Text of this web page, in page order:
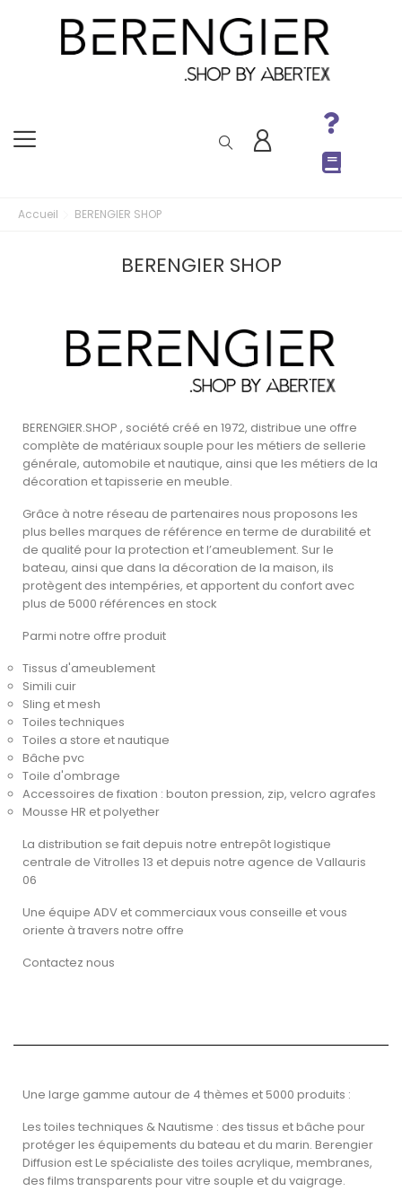
Accueil BERENGIER SHOP
BERENGIER SHOP
BERENGIER.SHOP , société créé en 1972, distribue une offre
complète de matériaux souple pour les métiers de sellerie
générale, automobile et nautique, ainsi que les métiers de la
décoration et tapisserie en meuble.
Grâce à notre réseau de partenaires nous proposons les
plus belles marques de référence en terme de durabilité et
de qualité pour la protection et l’ameublement. Sur le
bateau, ainsi que dans la décoration de la maison, ils
protègent des intempéries, et apportent du confort avec
plus de 5000 références en stock
Parmi notre offre produit
Tissus d'ameublement
Simili cuir
Sling et mesh
Toiles techniques
Toiles a store et nautique
Bâche pvc
Toile d'ombrage
Accessoires de fixation : bouton pression, zip, velcro agrafes
Mousse HR et polyether
La distribution se fait depuis notre entrepôt logistique
centrale de Vitrolles 13 et depuis notre agence de Vallauris
06
Une équipe ADV et commerciaux vous conseille et vous
oriente à travers notre offre
Contactez nous
Une large gamme autour de 4 thèmes et 5000 produits :
Les toiles techniques & Nautisme : des tissus et bâche pour
protéger les équipements du bateau et du marin. Berengier
Diffusion est Le spécialiste des toiles acrylique, membranes,
des films transparents pour vitre souple et du vaigrage.